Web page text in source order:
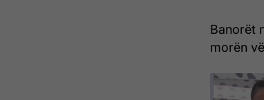
Banorët
morën